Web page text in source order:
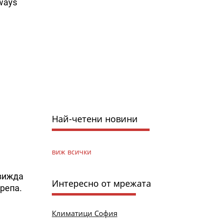
Най-четени новини
виж всички
Интересно от мрежата
Климатици София